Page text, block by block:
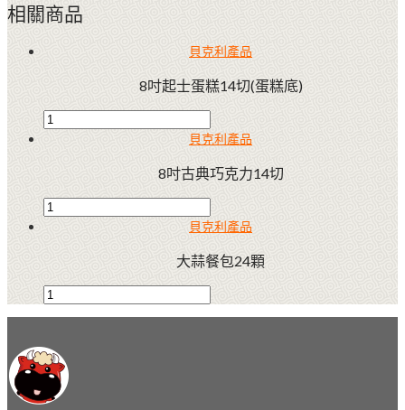
相關商品
貝克利產品
8吋起士蛋糕14切(蛋糕底)
貝克利產品
8吋古典巧克力14切
貝克利產品
大蒜餐包24顆